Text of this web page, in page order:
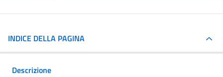
INDICE DELLA PAGINA
Descrizione